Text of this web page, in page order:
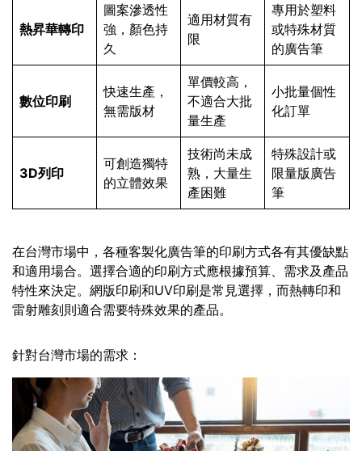
熱昇華轉印
圖案滲透性
強，顏色持
久
適用材質有
限
專用於塑料
或特殊材質
的廣告筆
數位印刷
快速生產，
無需版材
單價較高，
不適合大批
量生產
小批量個性
化訂單
3D列印
可創造獨特
的立體效果
技術尚未成
熟，大量生
產困難
特殊設計或
限量版廣告
筆
在台灣市場中，各種客製化廣告筆的印刷方式各有其優缺點
和適用場合。選擇合適的印刷方式應根據預算、需求及產品
特性來決定。網版印刷和UV印刷是常見選擇，而熱轉印和
雷射雕刻則適合需要特殊效果的產品。
針對台灣市場的需求：